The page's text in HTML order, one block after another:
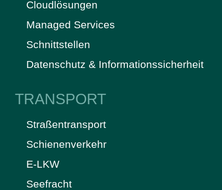
Cloudlösungen
Managed Services
Schnittstellen
Datenschutz & Informationssicherheit
TRANSPORT
Straßentransport
Schienenverkehr
E-LKW
Seefracht